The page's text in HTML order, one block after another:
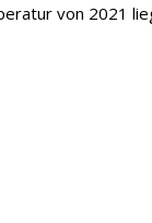
von 2021